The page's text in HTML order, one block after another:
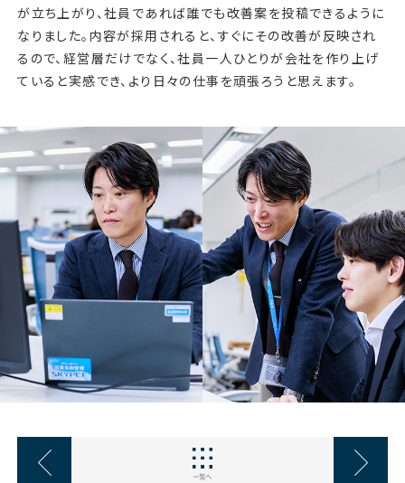
が立ち上がり、社員であれば誰でも改善案を投稿できるように
なりました。内容が採用されると、すぐにその改善が反映され
るので、経営層だけでなく、社員一人ひとりが会社を作り上げ
ていると実感でき、より日々の仕事を頑張ろうと思えます。